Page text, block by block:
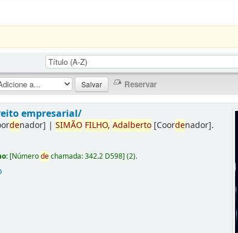
empresarial/
denador] |SIMÃO FILHO, Adalberto [Coordenador].
[Númerodechamada:342.2 D598](2).